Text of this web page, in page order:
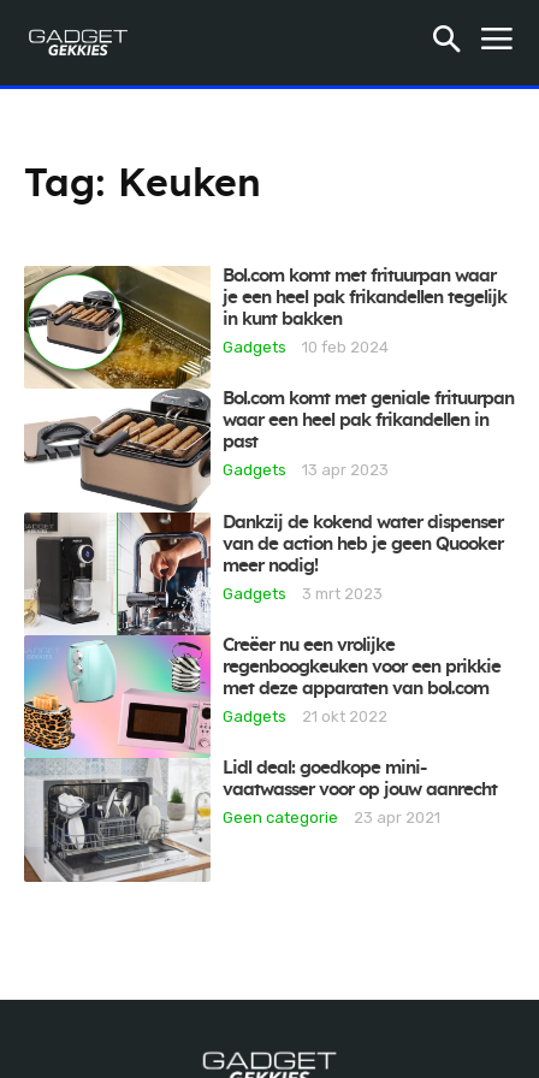
Tag: Keuken
Bol.com komt met frituurpan waar
je een heel pak frikandellen tegelijk
in kunt bakken
Gadgets
10 feb 2024
Bol.com komt met geniale frituurpan
waar een heel pak frikandellen in
past
Gadgets
13 apr 2023
Dankzij de kokend water dispenser
van de action heb je geen Quooker
meer nodig!
Gadgets
3 mrt 2023
Creëer nu een vrolijke
regenboogkeuken voor een prikkie
met deze apparaten van bol.com
Gadgets
21 okt 2022
Lidl deal: goedkope mini-
vaatwasser voor op jouw aanrecht
Geen categorie
23 apr 2021